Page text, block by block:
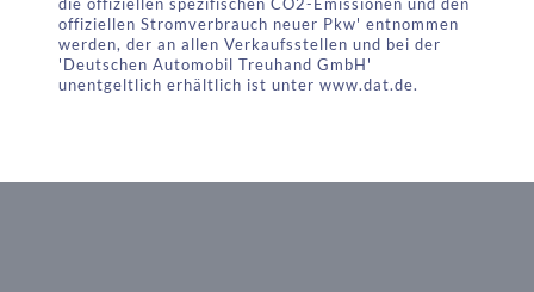
offiziellen Stromverbrauch neuer Pkw' entnommen
werden, der an allen Verkaufsstellen und bei der
'Deutschen Automobil Treuhand GmbH'
unentgeltlich erhältlich ist unter www.dat.de.